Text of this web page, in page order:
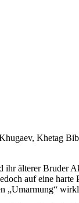
Khetag
älterer Bruder
auf eine
„Umarmung“